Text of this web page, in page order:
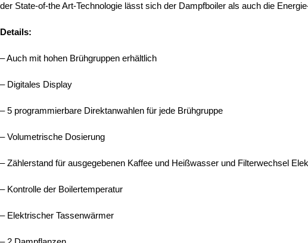
der State-of-the Art-Technologie lässt sich der Dampfboiler als auch die
Details:
– Auch mit hohen Brühgruppen erhältlich
– Digitales Display
– 5 programmierbare Direktanwahlen für jede Brühgruppe
– Volumetrische Dosierung
– Zählerstand für ausgegebenen Kaffee und Heißwasser und Filterwechsel
– Kontrolle der Boilertemperatur
– Elektrischer Tassenwärmer